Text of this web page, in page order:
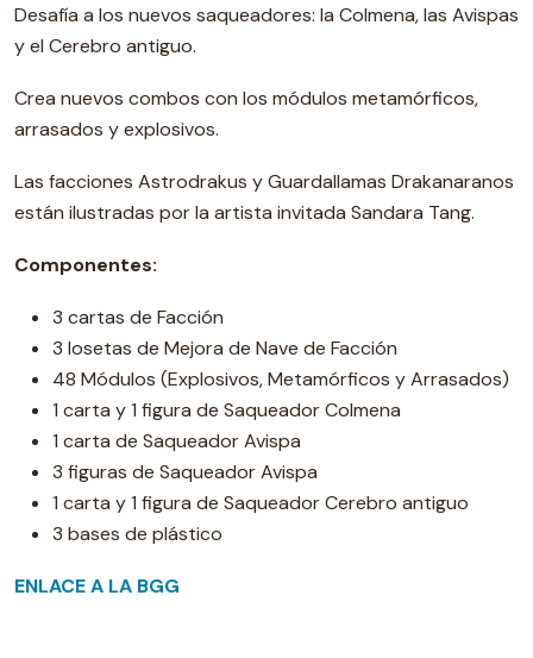
Desafía a los nuevos saqueadores: la Colmena, las Avispas
y el Cerebro antiguo.
Crea nuevos combos con los módulos metamórficos,
arrasados y explosivos.
Las facciones Astrodrakus y Guardallamas Drakanaranos
están ilustradas por la artista invitada Sandara Tang.
Componentes:
3 cartas de Facción
3 losetas de Mejora de Nave de Facción
48 Módulos (Explosivos, Metamórficos y Arrasados)
1 carta y 1 figura de Saqueador Colmena
1 carta de Saqueador Avispa
3 figuras de Saqueador Avispa
1 carta y 1 figura de Saqueador Cerebro antiguo
3 bases de plástico
ENLACE A LA BGG